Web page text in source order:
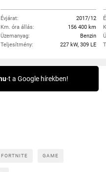
Évjárat:
2017/12
Km. óra állás:
156 400 km
Üzemanyag:
Benzin
Teljesítmény:
227 kW, 309 LE
-t a Google hírekben!
FORTNITE GAME